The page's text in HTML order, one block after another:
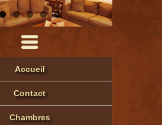
Accueil
Contact
Chambres